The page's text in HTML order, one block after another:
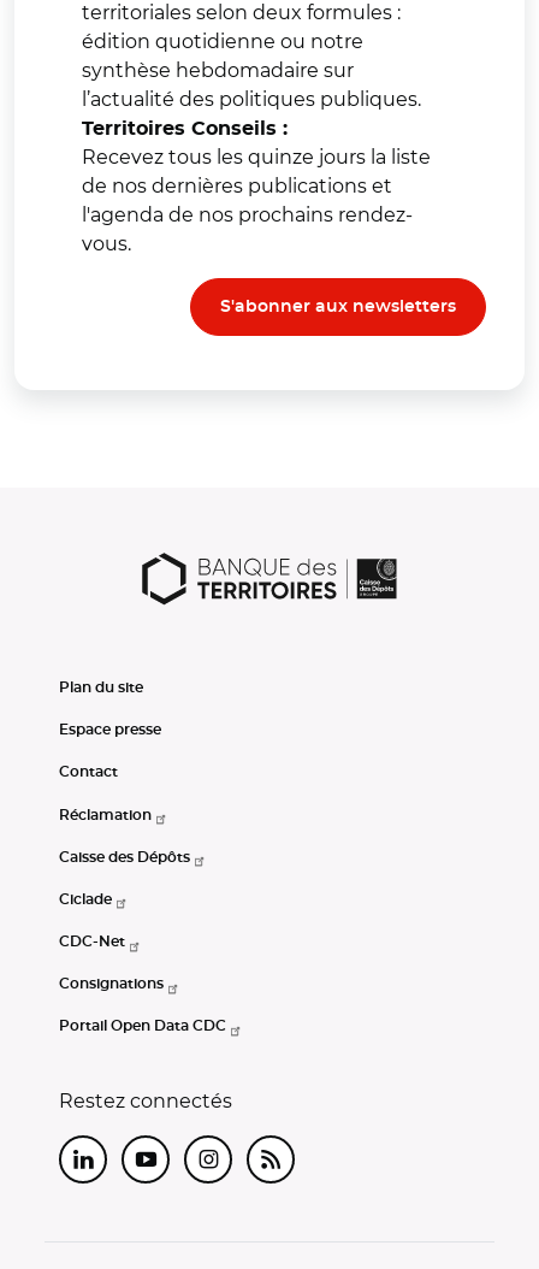
territoriales selon deux formules :
édition quotidienne ou notre
synthèse hebdomadaire sur
l’actualité des politiques publiques.
Territoires Conseils :
Recevez tous les quinze jours la liste
de nos dernières publications et
l'agenda de nos prochains rendez-
vous.
S'abonner aux newsletters
Plan du site
Espace presse
Contact
Réclamation
Caisse des Dépôts
Ciclade
CDC-Net
Consignations
Portail Open Data CDC
Restez connectés
LinkedInYoutubeInstagram
RSS